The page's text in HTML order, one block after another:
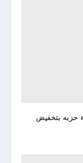
حزبه بتخفيض